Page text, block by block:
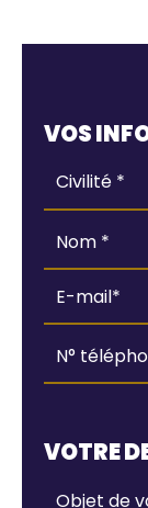
VOS
VOTRE